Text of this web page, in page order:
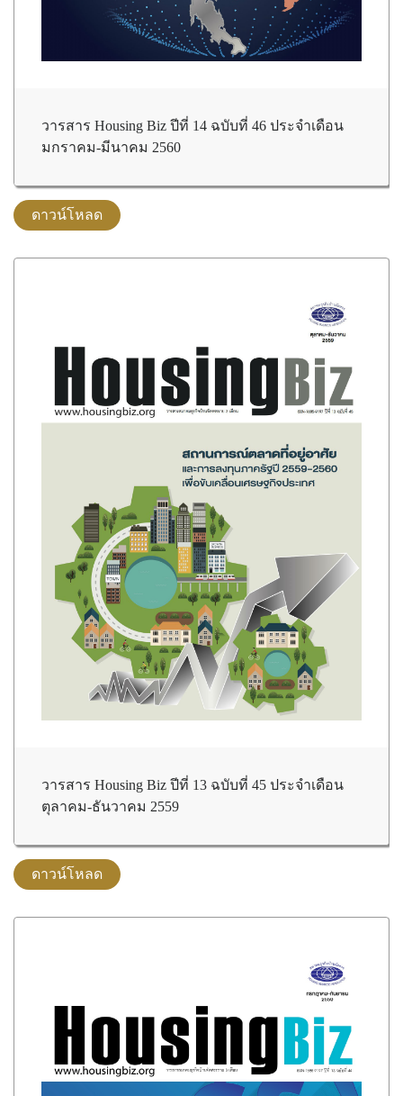
วารสาร Housing Biz ปีที่ 14 ฉบับที่ 46 ประจำเดือน
มกราคม-มีนาคม 2560
วารสาร Housing Biz ปีที่ 13 ฉบับที่ 45 ประจำเดือน
ตุลาคม-ธันวาคม 2559